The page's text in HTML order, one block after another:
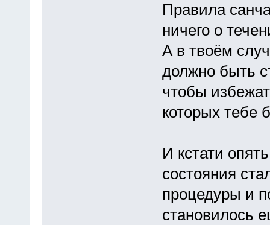
Правила
ничего о
А в твоём
должно быть
чтобы
которых тебе
И кстати
состояния
процедуры и
становилось